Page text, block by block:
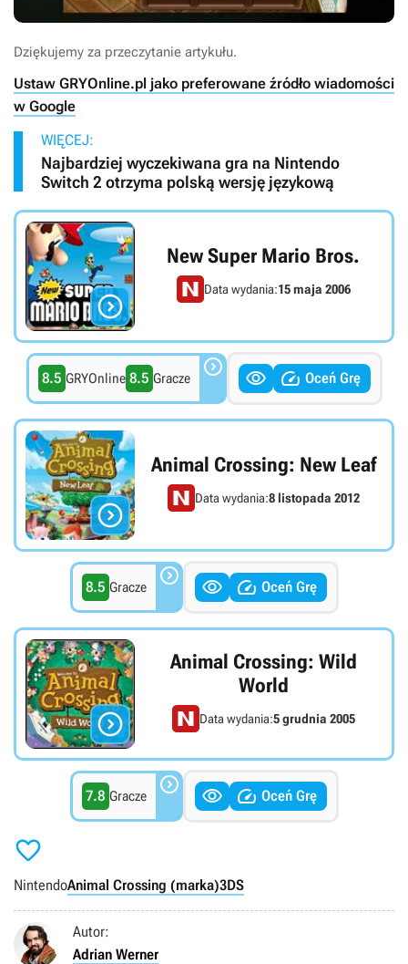
Dziękujemy za przeczytanie artykułu.
Ustaw GRYOnline.pl jako preferowane źródło wiadomości
w Google
WIĘCEJ:
Najbardziej wyczekiwana gra na Nintendo
Switch 2 otrzyma polską wersję językową

New Super Mario Bros.
Data wydania:15 maja 2006
8.5 GRYOnline 8.5 Gracze    Oceń Grę

Animal Crossing: New Leaf
Data wydania:8 listopada 2012
8.5 Gracze    Oceń Grę

Animal Crossing: Wild
World
Data wydania:5 grudnia 2005
7.8 Gracze    Oceń Grę

NintendoAnimal Crossing (marka)3DS
Autor:
Adrian Werner